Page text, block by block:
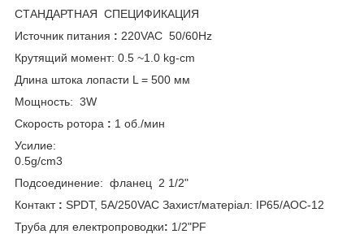
СТАНДАРТНАЯ СПЕЦИФИКАЦИЯ
Источник питания : 220VAC 50/60Hz
Крутящий момент: 0.5 ~1.0 kg-cm
Длина штока лопасти L = 500 мм
Мощность: 3W
Скорость ротора : 1 об./мин
Усилие:
0.5g/cm3
Подсоединение: фланец 2 1/2"
Контакт: SPDT, 5A/250VAC Захист/матеріал: IP65/AOC-12
Труба для електропроводки: 1/2"PF